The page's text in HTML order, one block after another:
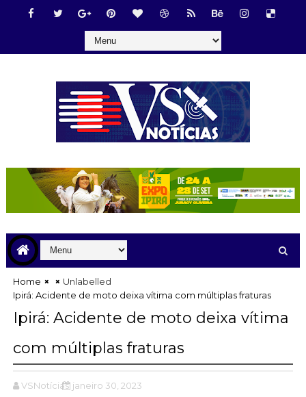
Home
Unlabelled
Ipirá: Acidente de moto deixa vítima com múltiplas fraturas
Ipirá: Acidente de moto deixa vítima
com múltiplas fraturas
VSNotícias janeiro 30, 2023